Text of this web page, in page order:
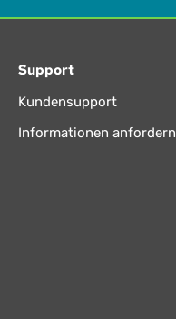
Support
Kundensupport
Informationen anfordern